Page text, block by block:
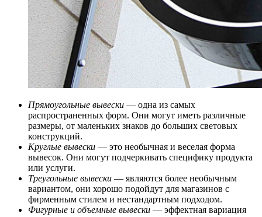
Прямоугольные вывески — одна из самых
распространенных форм. Они могут иметь различные
размеры, от маленьких знаков до больших световых
конструкций.
Круглые вывески — это необычная и веселая форма
вывесок. Они могут подчеркивать специфику продукта
или услуги.
Треугольные вывески — являются более необычным
вариантом, они хорошо подойдут для магазинов с
фирменным стилем и нестандартным подходом.
Фигурные и объемные вывески — эффектная вариация